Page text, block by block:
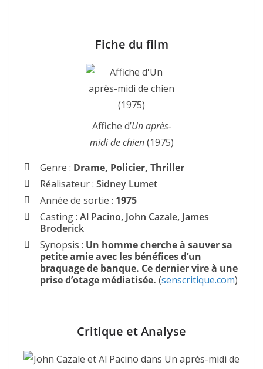
Fiche du film
Affiche d’Un après-
midi de chien(1975)
Genre : Drame, Policier, Thriller
Réalisateur : Sidney Lumet
Année de sortie : 1975
Casting : Al Pacino, John Cazale, James
Broderick
Synopsis : Un homme cherche à sauver sa
petite amie avec les bénéfices d’un
braquage de banque. Ce dernier vire à une
prise d’otage médiatisée. (senscritique.com)
Critique et Analyse